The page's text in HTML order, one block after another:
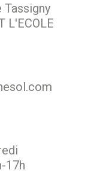
L'ECOLE
17h